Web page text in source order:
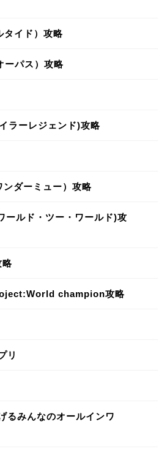
イド）攻略
パス）攻略
ラーレジェンド)攻略
ダーミュー）攻略
ルド・ツー・ワールド)攻
champion攻略
リ
るみんなのオールインワ